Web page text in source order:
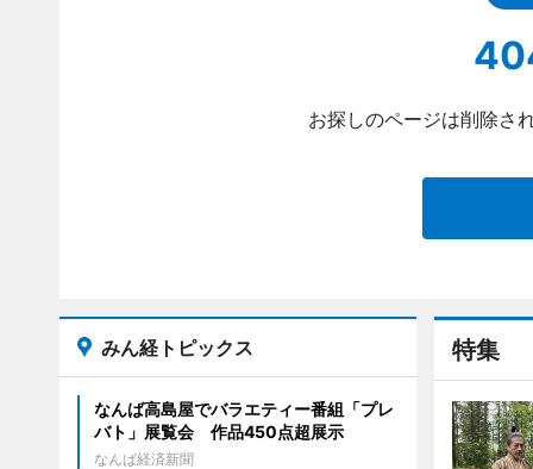
お探しのページは削除さ
特集
みん経トピックス
なんば高島屋でバラエティー番組「プレ
バト」展覧会 作品450点超展示
なんば経済新聞